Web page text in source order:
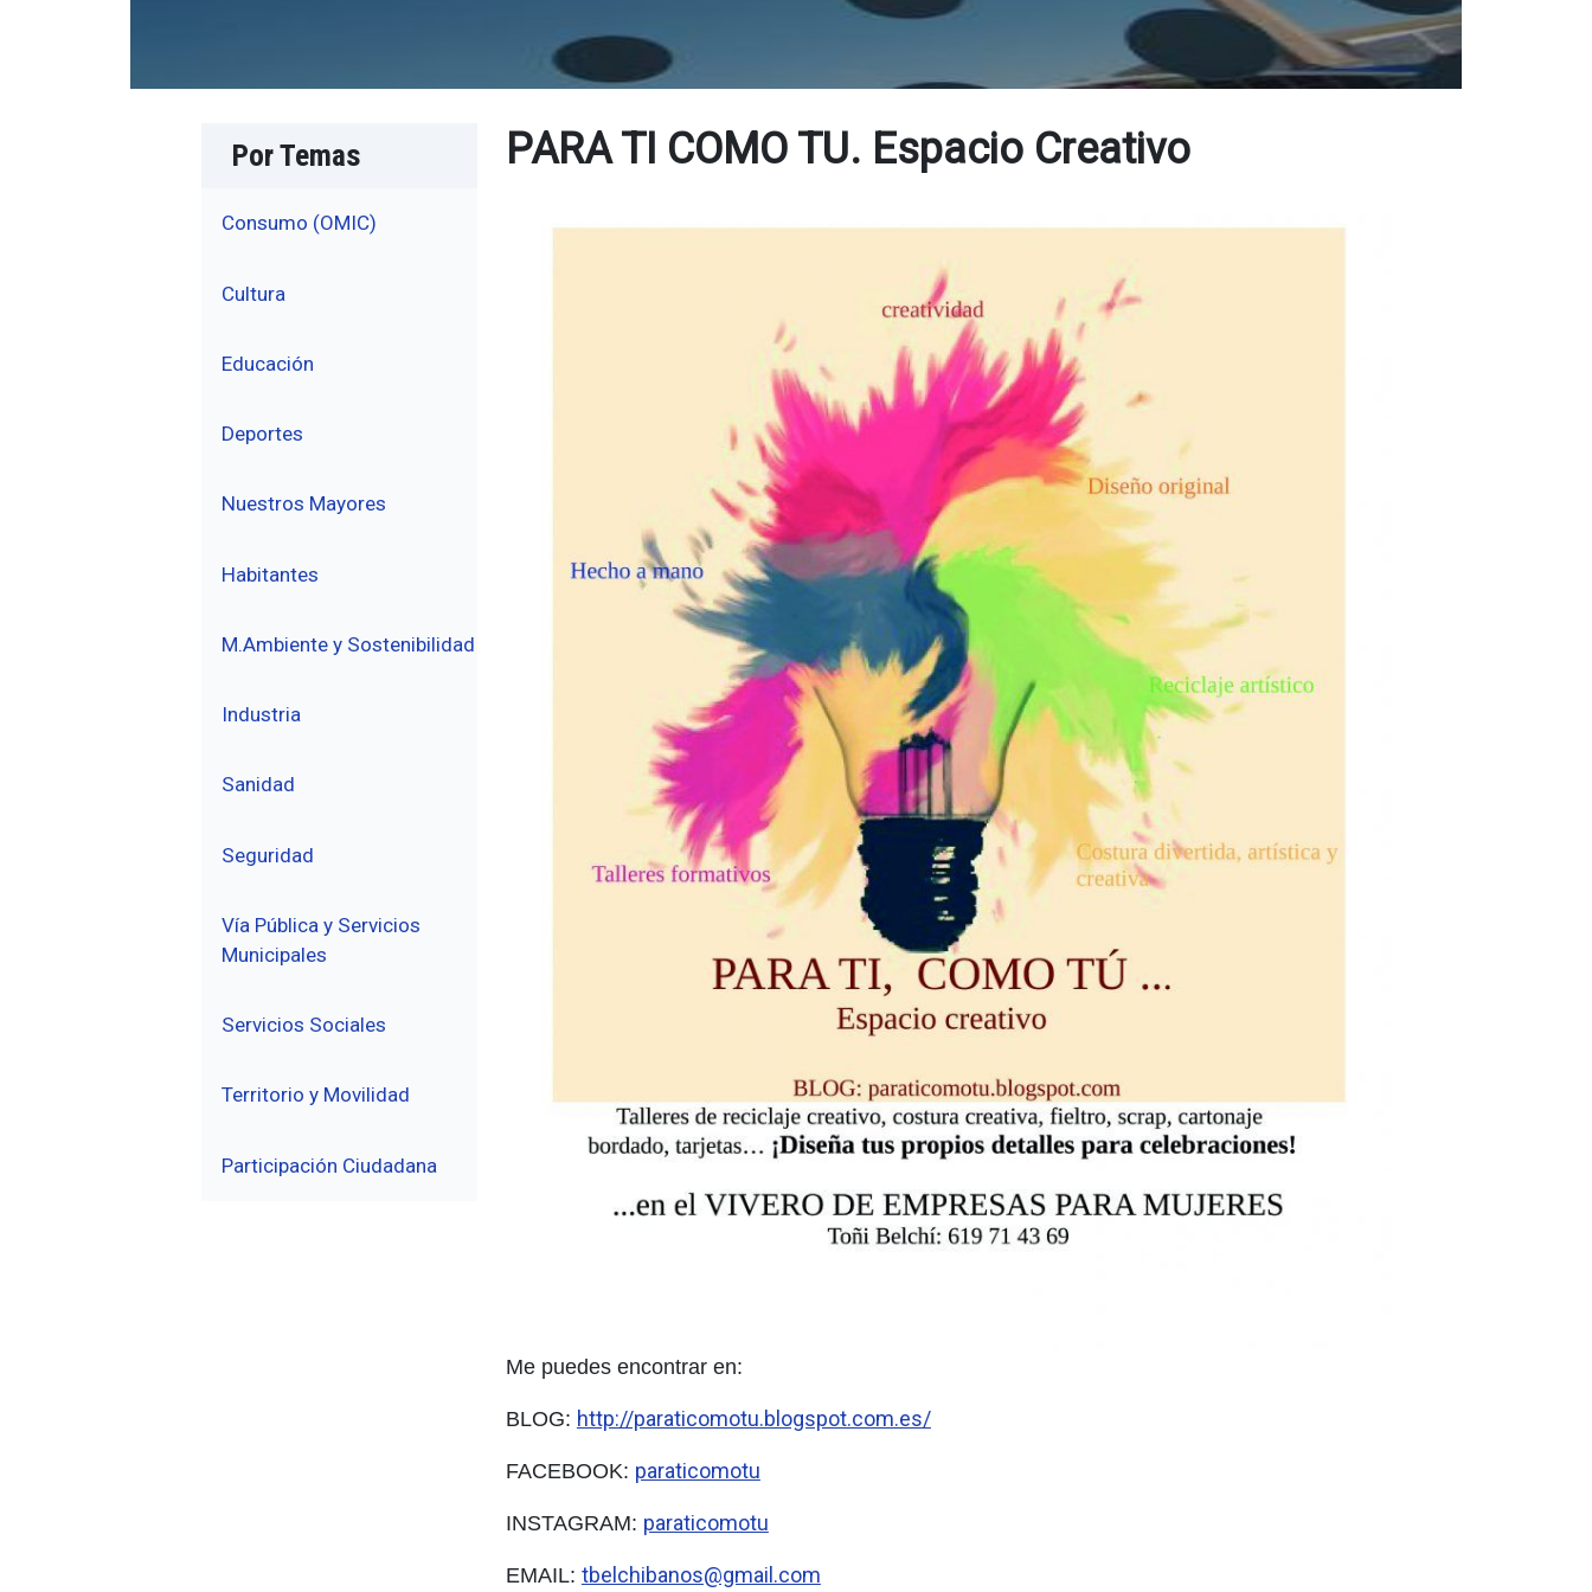
Por Temas
Consumo (OMIC)
Cultura
Educación
Deportes
Nuestros Mayores
Habitantes
M.Ambiente y Sostenibilidad
Industria
Sanidad
Seguridad
Vía Pública y Servicios
Municipales
Servicios Sociales
Territorio y Movilidad
Participación Ciudadana
PARA TI COMO TU. Espacio Creativo
Me puedes encontrar en:
BLOG: http://paraticomotu.blogspot.com.es/
FACEBOOK: paraticomotu
INSTAGRAM: paraticomotu
EMAIL: tbelchibanos@gmail.com